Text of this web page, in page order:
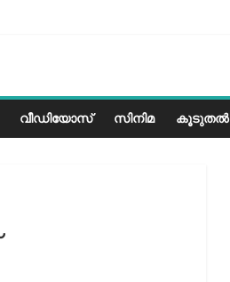
വീഡിയോസ് സിനിമ കൂടുതൽ